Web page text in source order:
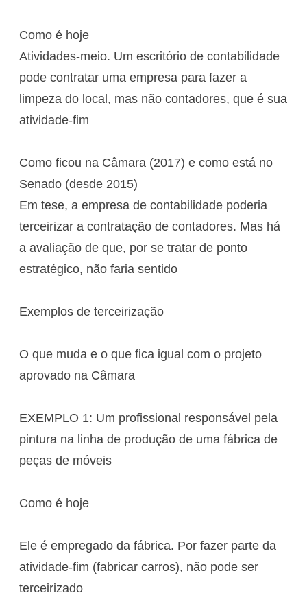
Como é hoje
Atividades-meio. Um escritório de contabilidade
pode contratar uma empresa para fazer a
limpeza do local, mas não contadores, que é sua
atividade-fim
Como ficou na Câmara (2017) e como está no
Senado (desde 2015)
Em tese, a empresa de contabilidade poderia
terceirizar a contratação de contadores. Mas há
a avaliação de que, por se tratar de ponto
estratégico, não faria sentido
Exemplos de terceirização
O que muda e o que fica igual com o projeto
aprovado na Câmara
EXEMPLO 1: Um profissional responsável pela
pintura na linha de produção de uma fábrica de
peças de móveis
Como é hoje
Ele é empregado da fábrica. Por fazer parte da
atividade-fim (fabricar carros), não pode ser
terceirizado